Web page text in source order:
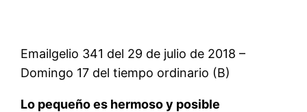
Emailgelio 341 del 29 de julio de 2018 –
Domingo 17 del tiempo ordinario (B)
Lo pequeño es hermoso y posible